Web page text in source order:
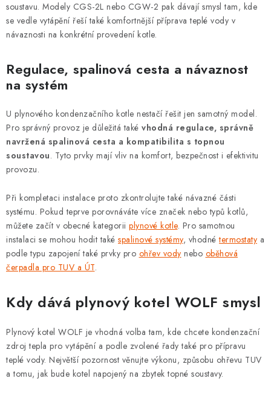
soustavu. Modely CGS-2L nebo CGW-2 pak dávají smysl tam, kde
se vedle vytápění řeší také komfortnější příprava teplé vody v
návaznosti na konkrétní provedení kotle.
Regulace, spalinová cesta a návaznost
na systém
U plynového kondenzačního kotle nestačí řešit jen samotný model.
Pro správný provoz je důležitá také vhodná regulace, správně
navržená spalinová cesta a kompatibilita s topnou
soustavou. Tyto prvky mají vliv na komfort, bezpečnost i efektivitu
provozu.
Při kompletaci instalace proto zkontrolujte také návazné části
systému. Pokud teprve porovnáváte více značek nebo typů kotlů,
můžete začít v obecné kategorii plynové kotle. Pro samotnou
instalaci se mohou hodit také spalinové systémy, vhodnétermostaty a
podle typu zapojení také prvky pro ohřev vody nebo oběhová
čerpadla pro TUV a ÚT.
Kdy dává plynový kotel WOLF smysl
Plynový kotel WOLF je vhodná volba tam, kde chcete kondenzační
zdroj tepla pro vytápění a podle zvolené řady také pro přípravu
teplé vody. Největší pozornost věnujte výkonu, způsobu ohřevu TUV
a tomu, jak bude kotel napojený na zbytek topné soustavy.